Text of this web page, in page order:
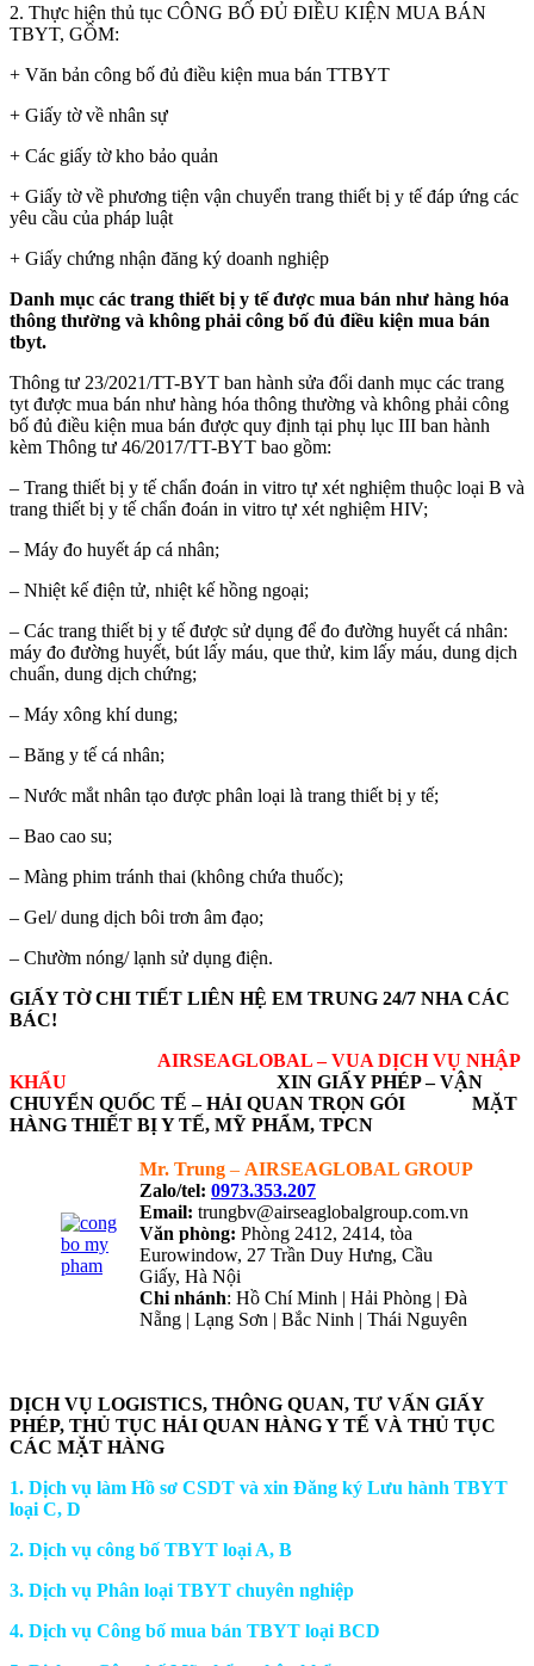
2. Thực hiện thủ tục CÔNG BỐ ĐỦ ĐIỀU KIỆN MUA BÁN
TBYT, GỒM:
+ Văn bản công bố đủ điều kiện mua bán TTBYT
+ Giấy tờ về nhân sự
+ Các giấy tờ kho bảo quản
+ Giấy tờ về phương tiện vận chuyển trang thiết bị y tế đáp ứng các
yêu cầu của pháp luật
+ Giấy chứng nhận đăng ký doanh nghiệp
Danh mục các trang thiết bị y tế được mua bán như hàng hóa
thông thường và không phải công bố đủ điều kiện mua bán
tbyt.
Thông tư 23/2021/TT-BYT ban hành sửa đổi danh mục các trang
tyt được mua bán như hàng hóa thông thường và không phải công
bố đủ điều kiện mua bán được quy định tại phụ lục III ban hành
kèm Thông tư 46/2017/TT-BYT bao gồm:
– Trang thiết bị y tế chẩn đoán in vitro tự xét nghiệm thuộc loại B và
trang thiết bị y tế chẩn đoán in vitro tự xét nghiệm HIV;
– Máy đo huyết áp cá nhân;
– Nhiệt kế điện tử, nhiệt kế hồng ngoại;
– Các trang thiết bị y tế được sử dụng để đo đường huyết cá nhân:
máy đo đường huyết, bút lấy máu, que thử, kim lấy máu, dung dịch
chuẩn, dung dịch chứng;
– Máy xông khí dung;
– Băng y tế cá nhân;
– Nước mắt nhân tạo được phân loại là trang thiết bị y tế;
– Bao cao su;
– Màng phim tránh thai (không chứa thuốc);
– Gel/ dung dịch bôi trơn âm đạo;
– Chườm nóng/ lạnh sử dụng điện.
GIẤY TỜ CHI TIẾT LIÊN HỆ EM TRUNG 24/7 NHA CÁC
BÁC!
AIRSEAGLOBAL – VUA DỊCH VỤ NHẬP
KHẨU XIN GIẤY PHÉP – VẬN
CHUYỂN QUỐC TẾ – HẢI QUAN TRỌN GÓI MẶT
HÀNG THIẾT BỊ Y TẾ, MỸ PHẨM, TPCN
Mr. Trung – AIRSEAGLOBAL GROUP
Zalo/tel: 0973.353.207
Email: trungbv@airseaglobalgroup.com.vn
Văn phòng: Phòng 2412, 2414, tòa
Eurowindow, 27 Trần Duy Hưng, Cầu
Giấy, Hà Nội
Chi nhánh: Hồ Chí Minh | Hải Phòng | Đà
Nẵng | Lạng Sơn | Bắc Ninh | Thái Nguyên
DỊCH VỤ LOGISTICS, THÔNG QUAN, TƯ VẤN GIẤY
PHÉP, THỦ TỤC HẢI QUAN HÀNG Y TẾ VÀ THỦ TỤC
CÁC MẶT HÀNG
1. Dịch vụ làm Hồ sơ CSDT và xin Đăng ký Lưu hành TBYT
loại C, D
2. Dịch vụ công bố TBYT loại A, B
3. Dịch vụ Phân loại TBYT chuyên nghiệp
4. Dịch vụ Công bố mua bán TBYT loại BCD